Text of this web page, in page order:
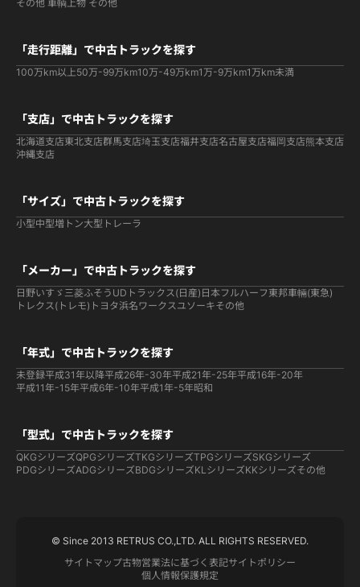
その他 車輌上物 その他
「走行距離」で中古トラックを探す
100万km以上50万-99万km10万-49万km1万-9万km1万km未満
「支店」で中古トラックを探す
北海道支店東北支店群馬支店埼玉支店福井支店名古屋支店福岡支店熊本支店
沖縄支店
「サイズ」で中古トラックを探す
小型中型増トン大型 トレーラ
「メーカー」で中古トラックを探す
日野いすゞ 三菱ふそう UDトラックス(日産) 日本フルハーフ 東邦車輛(東急)
トレクス(トレモ) トヨタ浜名ワークスユソーキその他
「年式」で中古トラックを探す
未登録平成31年以降平成26年-30年平成21年-25年平成16年-20年
平成11年-15年平成6年-10年平成1年-5年昭和
「型式」で中古トラックを探す
QKGシリーズQPGシリーズTKGシリーズTPGシリーズSKGシリーズ
PDGシリーズADGシリーズBDGシリーズKLシリーズKKシリーズその他
© Since 2013 RETRUS CO.,LTD. ALL RIGHTS RESERVED.
サイトマップ古物営業法に基づく表記サイトポリシー
個人情報保護規定